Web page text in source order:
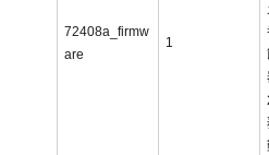
72408a_firmw
are
1